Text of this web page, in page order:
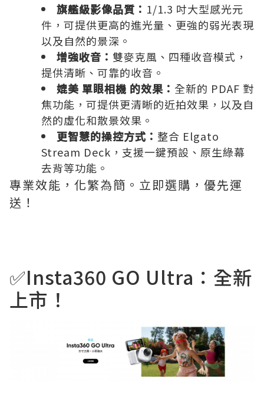
旗艦級影像品質： 1/1.3 吋大型感光元
件，可提供更高的進光量、更強的弱光表現
以及自然的景深。
增強收音： 雙麥克風、四種收音模式，
提供清晰、可靠的收音。
媲美 單眼相機 的效果： 全新的 PDAF 對
焦功能，可提供更清晰的近拍效果，以及自
然的虛化和散景效果。
更智慧的操控方式： 整合 Elgato
Stream Deck，支援一鍵預設、原生綠幕
去背等功能。
專業效能，化繁為簡。立即選購，優先運
送！
✅Insta360 GO Ultra：全新
上市！